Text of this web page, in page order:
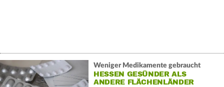
Weniger Medikamente gebraucht
HESSEN GESÜNDER ALS
ANDERE FLÄCHENLÄNDER